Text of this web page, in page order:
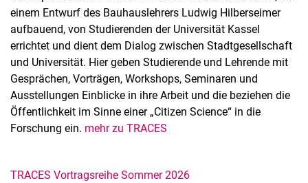
einem Entwurf des Bauhauslehrers Ludwig Hilberseimer
aufbauend, von Studierenden der Universität Kassel
errichtet und dient dem Dialog zwischen Stadtgesellschaft
und Universität. Hier geben Studierende und Lehrende mit
Gesprächen, Vorträgen, Workshops, Seminaren und
Ausstellungen Einblicke in ihre Arbeit und die beziehen die
Öffentlichkeit im Sinne einer „Citizen Science“ in die
Forschung ein. mehr zu TRACES
TRACES Vortragsreihe Sommer 2026